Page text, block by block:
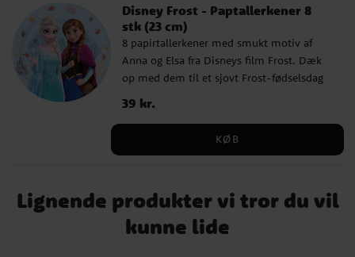
Disney Frost - Paptallerkener 8
stk (23 cm)
8 papirtallerkener med smukt motiv af
Anna og Elsa fra Disneys film Frost. Dæk
op med dem til et sjovt Frost-fødselsdag
med vennerne. Tallerkenerne er lavet af
miljøvenligt FSC-certificeret papir og har
Pris:39 kr.
39 kr.
KØB
Lignende produkter vi tror du vil
kunne lide